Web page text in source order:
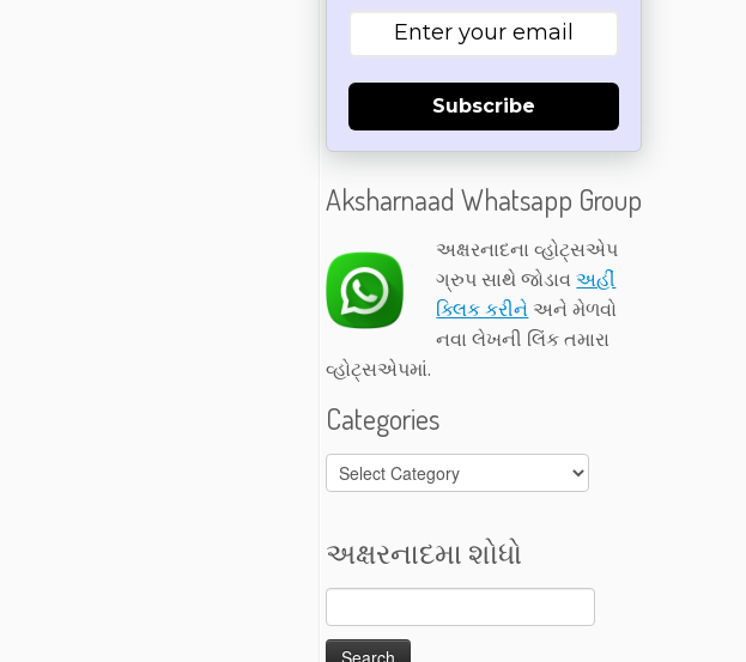
Subscribe
Aksharnaad Whatsapp Group
અક્ષરનાદના વ્હોટ્સએપ
ગ્રુપ સાથે જોડાવઅહીં
ક્લિક કરીને અને મેળવો
નવા લેખની લિંક તમારા
વ્હોટ્સએપમાં.
Categories
Categories
અક્ષરનાદમા શોધો